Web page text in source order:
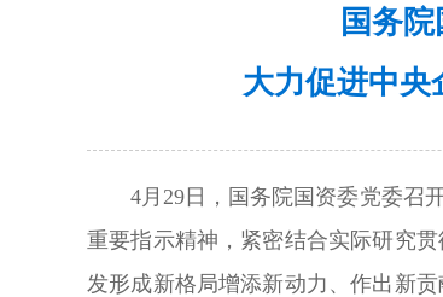
国务
大力促进中央
4月29日，国务院国资委党委召
重要指示精神，紧密结合实际研究
发形成新格局增添新动力、作出新